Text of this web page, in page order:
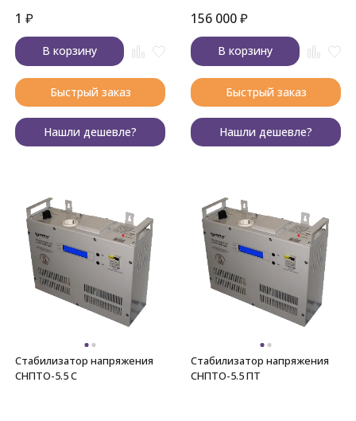
1 ₽
В корзину
Быстрый заказ
Нашли дешевле?
156 000₽
В корзину
Быстрый заказ
Нашли дешевле?
Стабилизатор напряжения
СНПТО-5.5 С
Стабилизатор напряжения
СНПТО-5.5 ПТ